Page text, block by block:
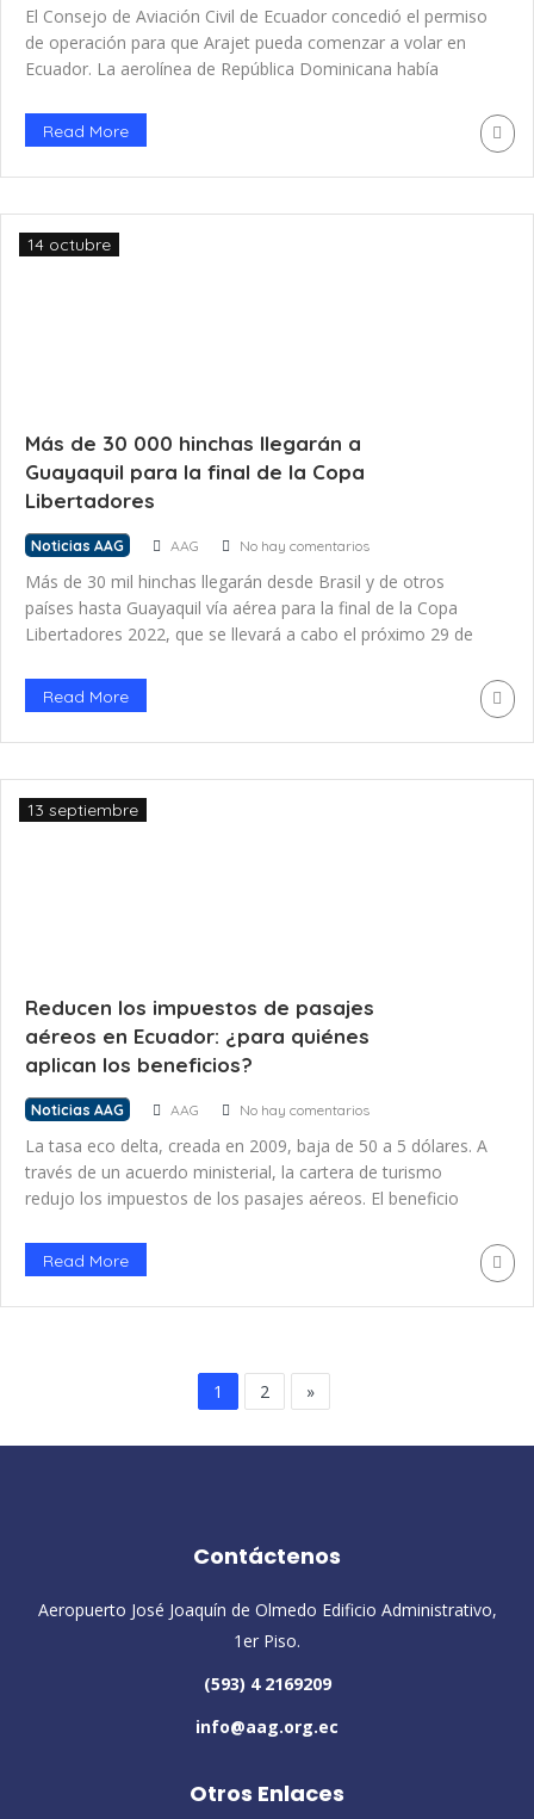
El Consejo de Aviación Civil de Ecuador concedió el permiso
de operación para que Arajet pueda comenzar a volar en
Ecuador. La aerolínea de República Dominicana había
Guayaquil y Quito. El permiso de operación concedido por el
Consejo de Aviación incluye hasta tres frecuencias en la
ruta […]
Read More
Más de 30 000 hinchas llegarán a
Guayaquil para la final de la Copa
Libertadores
14 octubre
Noticias AAG AAG No hay comentarios
Más de 30 mil hinchas llegarán desde Brasil y de otros
países hasta Guayaquil vía aérea para la final de la Copa
Libertadores 2022, que se llevará a cabo el próximo 29 de
adecuaciones para recibir a la gran cantidad de aeronaves
adicionales que llegarán a la […]
Read More
Reducen los impuestos de pasajes
aéreos en Ecuador: ¿para quiénes
aplican los beneficios?
13 septiembre
Noticias AAG AAG No hay comentarios
La tasa eco delta, creada en 2009, baja de 50 a 5 dólares. A
través de un acuerdo ministerial, la cartera de turismo
redujo los impuestos de los pasajes aéreos. El beneficio
primera vez al país o para las que abran nuevas rutas a los
aeropuertos administrados por la Dirección […]
Read More
1 2 »
Contáctenos
Aeropuerto José Joaquín de Olmedo Edificio Administrativo,
1er Piso.
(593) 4 2169209
info@aag.org.ec
Otros Enlaces